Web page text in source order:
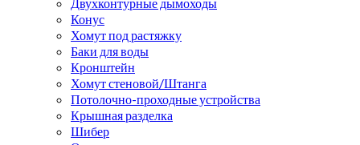
Конус
Хомут под растяжку
Баки для воды
Кронштейн
Хомут стеновой/Штанга
Потолочно-проходные устройства
Крышная разделка
Шибер